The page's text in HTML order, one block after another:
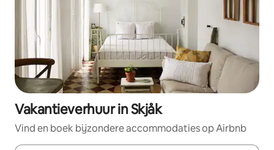
Vakantieverhuur in Skjåk
Vind en boek bijzondere accommodaties op Airbnb